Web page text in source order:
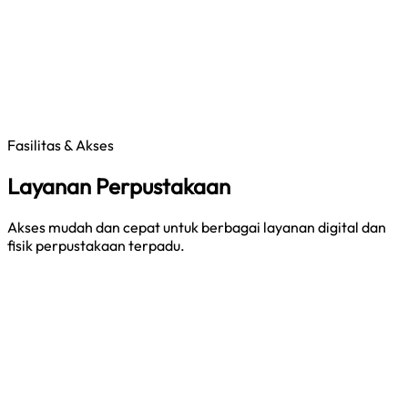
Fasilitas & Akses
Layanan Perpustakaan
Akses mudah dan cepat untuk berbagai layanan digital dan
fisik perpustakaan terpadu.